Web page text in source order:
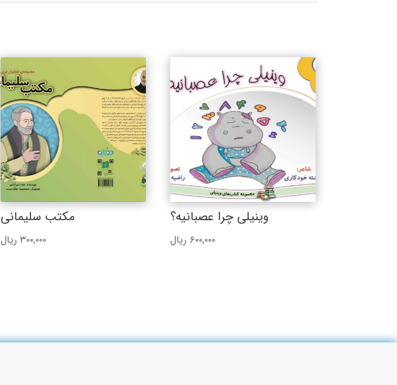
مکتب سلیمانی
۳۰۰,۰۰۰ ریال
وینیلی چرا عصبانیه؟
۶۰۰,۰۰۰ ریال